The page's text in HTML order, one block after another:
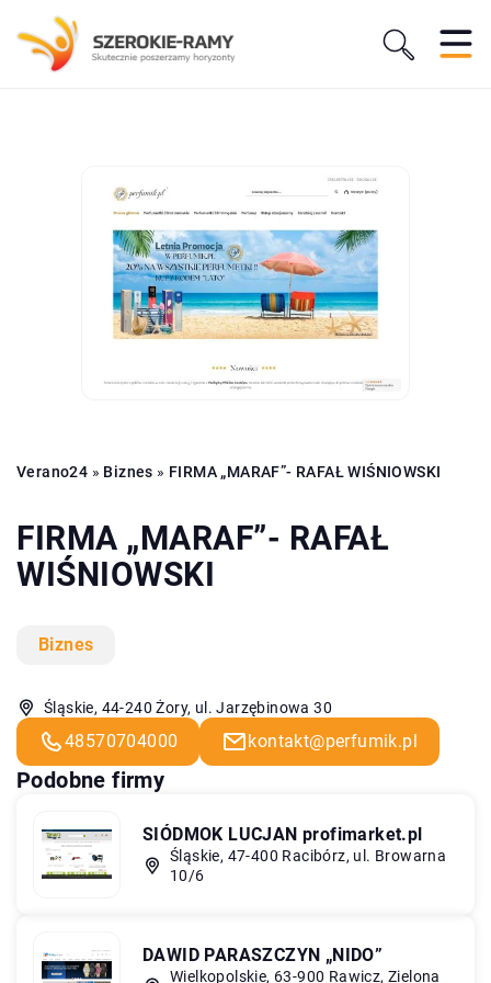
Verano24 » Biznes » FIRMA „MARAF”- RAFAŁ WIŚNIOWSKI
FIRMA „MARAF”- RAFAŁ
WIŚNIOWSKI
Biznes
Śląskie, 44-240 Żory, ul. Jarzębinowa 30
48570704000 kontakt@perfumik.pl
Podobne firmy
SIÓDMOK LUCJAN profimarket.pl
Śląskie, 47-400 Racibórz, ul. Browarna
10/6
DAWID PARASZCZYN „NIDO”
Wielkopolskie, 63-900 Rawicz, Zielona